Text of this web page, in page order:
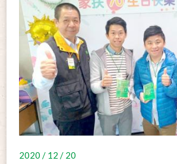
2020 / 12 / 20